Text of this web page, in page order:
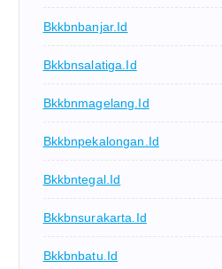
Bkkbnbanjar.id
Bkkbnsalatiga.id
Bkkbnmagelang.id
Bkkbnpekalongan.id
Bkkbntegal.id
Bkkbnsurakarta.id
Bkkbnbatu.id